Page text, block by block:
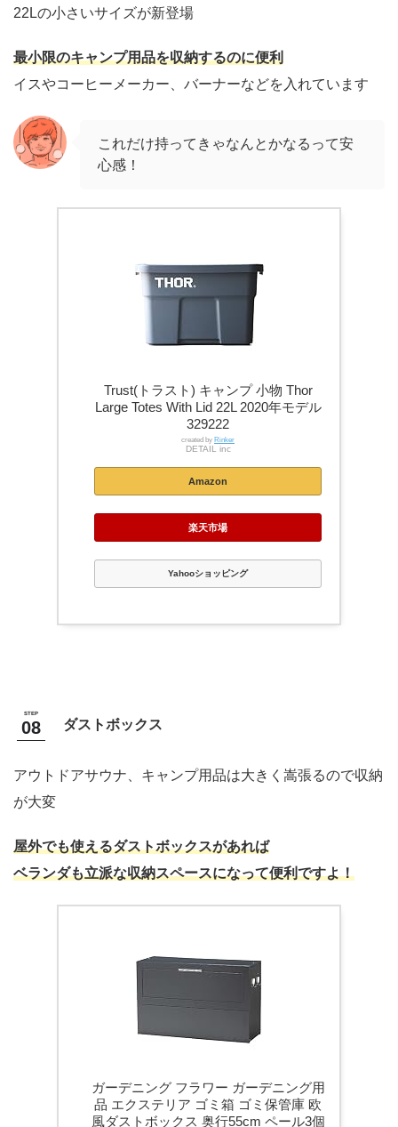
22Lの小さいサイズが新登場
最小限のキャンプ用品を収納するのに便利
イスやコーヒーメーカー、バーナーなどを入れています
これだけ持ってきゃなんとかなるって安
心感！
Trust(トラスト) キャンプ 小物 Thor
Large Totes With Lid 22L 2020年モデル
329222
created by Rinker
DETAIL inc
Amazon
楽天市場
Yahooショッピング
ダストボックス
アウトドアサウナ、キャンプ用品は大きく嵩張るので収納
が大変
屋外でも使えるダストボックスがあれば
ベランダも立派な収納スペースになって便利ですよ！
ガーデニング フラワー ガーデニング用
品 エクステリア ゴミ箱 ゴミ保管庫 欧
風ダストボックス 奥行55cm ペール3個